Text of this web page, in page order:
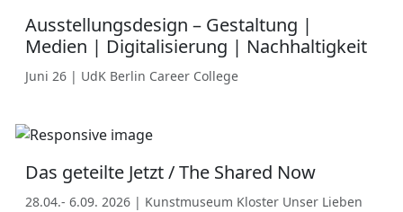
Ausstellungsdesign – Gestaltung |
Medien | Digitalisierung | Nachhaltigkeit
Juni 26 | UdK Berlin Career College
Das geteilte Jetzt / The Shared Now
28.04.- 6.09. 2026 | Kunstmuseum Kloster Unser Lieben